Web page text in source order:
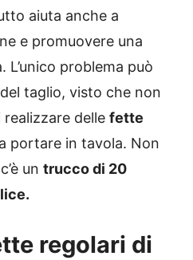
aiuta anche a
e promuovere una
L’unico problema può
taglio, visto che non
delle fette
portare in tavola. Non
un trucco di 20
regolari di